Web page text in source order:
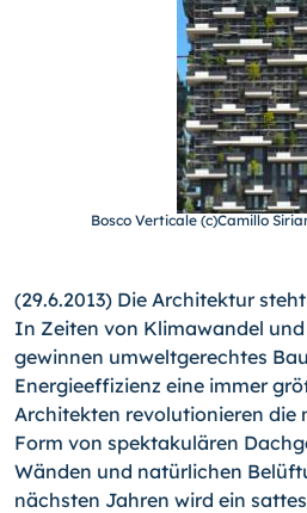
Bosco Verticale (c)Camillo
(29.6.2013) Die Architektur
In Zei­ten von Klimawandel
gewinnen um­weltgerechtes
Energieeffizienz eine immer
Architekten revolutionieren die
Form von spektakulären
Wänden und natürlichen
nächsten Jahren wird ein